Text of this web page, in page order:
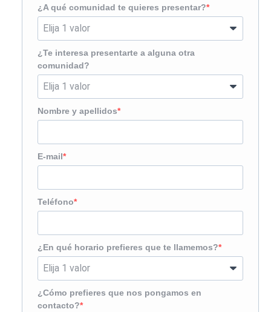
¿A qué comunidad te quieres presentar?
¿Te interesa presentarte a alguna otra
comunidad?
Nombre y apellidos
E-mail
Teléfono
¿En qué horario prefieres que te llamemos?
¿Cómo prefieres que nos pongamos en
contacto?